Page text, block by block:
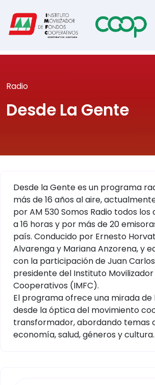
Radio
Desde La Gente
Desde la Gente es un programa
más de 16 años al aire,
por AM 530 Somos Radio todos los
a 16 horas y por más de 20
país. Conducido por Ernesto
Alvarenga y Mariana Anzorena, y
con la participación de Juan
presidente del Instituto Movilizador
Cooperativos (IMFC).
El programa ofrece una mirada
desde la óptica del movimiento
transformador, abordando temas
economía, salud, géneros y cultura.